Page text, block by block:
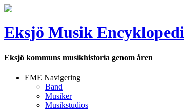
Eksjö Musik Encyklopedi
Eksjö kommuns musikhistoria genom åren
EME Navigering
Band
Musiker
Musikstudios